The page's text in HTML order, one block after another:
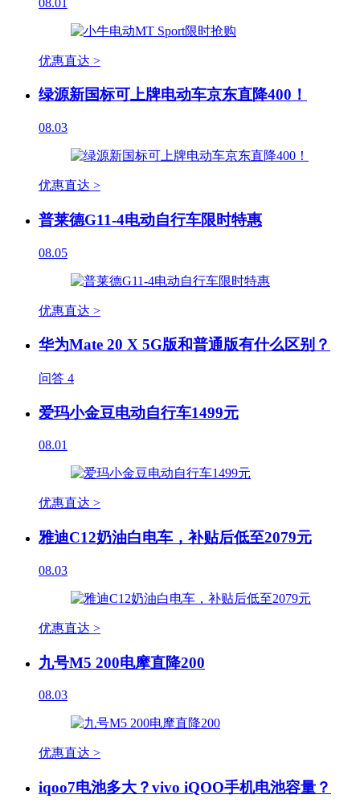
优惠直达 >
绿源新国标可上牌电动车京东直降400！
08.03
优惠直达 >
普莱德G11-4电动自行车限时特惠
08.05
优惠直达 >
华为Mate 20 X 5G版和普通版有什么区别？
问答 4
爱玛小金豆电动自行车1499元
08.01
优惠直达 >
雅迪C12奶油白电车，补贴后低至2079元
08.03
优惠直达 >
九号M5 200电摩直降200
08.03
优惠直达 >
iqoo7电池多大？vivo iQOO手机电池容量？